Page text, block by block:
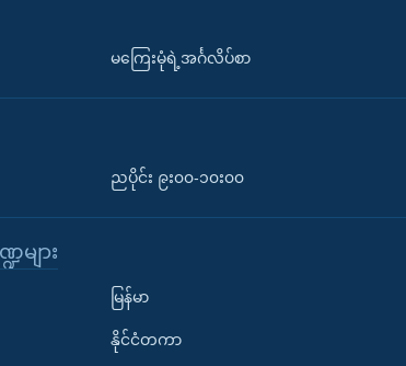
မကြေးမုံရဲ့အင်္ဂလိပ်စာ
ညပိုင်း ၉း၀၀-၁၀း၀၀
ျား
မြန်မာ
နိုင်ငံတကာ